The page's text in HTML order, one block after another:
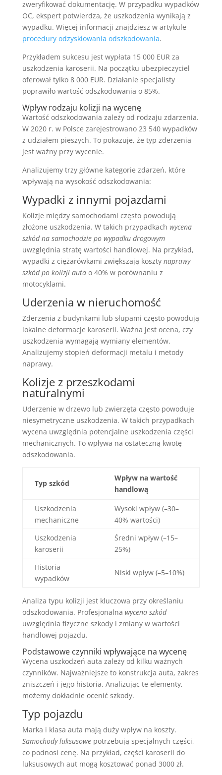
zweryfikować dokumentację. W przypadku wypadków
OC, ekspert potwierdza, że uszkodzenia wynikają z
wypadku. Więcej informacji znajdziesz w artykule
procedury odzyskiowania odszkodowania.
Przykładem sukcesu jest wypłata 15 000 EUR za
uszkodzenia karoserii. Na początku ubezpieczyciel
oferował tylko 8 000 EUR. Działanie specjalisty
poprawiło wartość odszkodowania o 85%.
Wpływ rodzaju kolizji na wycenę
Wartość odszkodowania zależy od rodzaju zdarzenia.
W 2020 r. w Polsce zarejestrowano 23 540 wypadków
z udziałem pieszych. To pokazuje, że typ zderzenia
jest ważny przy wycenie.
Analizujemy trzy główne kategorie zdarzeń, które
wpływają na wysokość odszkodowania:
Wypadki z innymi pojazdami
Kolizje między samochodami często powodują
złożone uszkodzenia. W takich przypadkach wycena
szkód na samochodzie po wypadku drogowym
uwzględnia stratę wartości handlowej. Na przykład,
wypadki z ciężarówkami zwiększają koszty naprawy
szkód po kolizji autao 40% w porównaniu z
motocyklami.
Uderzenia w nieruchomość
Zderzenia z budynkami lub słupami często powodują
lokalne deformacje karoserii. Ważna jest ocena, czy
uszkodzenia wymagają wymiany elementów.
Analizujemy stopień deformacji metalu i metody
naprawy.
Kolizje z przeszkodami
naturalnymi
Uderzenie w drzewo lub zwierzęta często powoduje
niesymetryczne uszkodzenia. W takich przypadkach
wycena uwzględnia potencjalne uszkodzenia części
mechanicznych. To wpływa na ostateczną kwotę
odszkodowania.
Typ szkód
Wpływ na wartość
handlową
Uszkodzenia
mechaniczne
Wysoki wpływ (–30–
40% wartości)
Uszkodzenia
karoserii
Średni wpływ (–15–
25%)
Historia
wypadków
Niski wpływ (–5–10%)
Analiza typu kolizji jest kluczowa przy określaniu
odszkodowania. Profesjonalna wycena szkód
uwzględnia fizyczne szkody i zmiany w wartości
handlowej pojazdu.
Podstawowe czynniki wpływające na wycenę
Wycena uszkodzeń auta zależy od kilku ważnych
czynników. Najważniejsze to konstrukcja auta, zakres
zniszczeń i jego historia. Analizując te elementy,
możemy dokładnie ocenić szkody.
Typ pojazdu
Marka i klasa auta mają duży wpływ na koszty.
Samochody luksusowepotrzebują specjalnych części,
co podnosi cenę. Na przykład, części karoserii do
luksusowych aut mogą kosztować ponad 3000 zł.